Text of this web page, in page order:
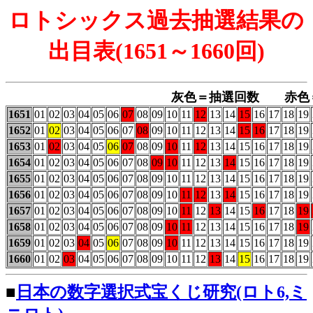
ロトシックス過去抽選結果の
出目表(1651～1660回)
灰色＝抽選回数 赤色
1651 01 02 03 04 05 06 07 08 09 10 11 12 13 14 15 16 17 18 19
1652 01 02 03 04 05 06 07 08 09 10 11 12 13 14 15 16 17 18 19
1653 01 02 03 04 05 06 07 08 09 10 11 12 13 14 15 16 17 18 19
1654 01 02 03 04 05 06 07 08 09 10 11 12 13 14 15 16 17 18 19
1655 01 02 03 04 05 06 07 08 09 10 11 12 13 14 15 16 17 18 19
1656 01 02 03 04 05 06 07 08 09 10 11 12 13 14 15 16 17 18 19
1657 01 02 03 04 05 06 07 08 09 10 11 12 13 14 15 16 17 18 19
1658 01 02 03 04 05 06 07 08 09 10 11 12 13 14 15 16 17 18 19
1659 01 02 03 04 05 06 07 08 09 10 11 12 13 14 15 16 17 18 19
1660 01 02 03 04 05 06 07 08 09 10 11 12 13 14 15 16 17 18 19
■ 日本の数字選択式宝くじ研究(ロト6,ミ